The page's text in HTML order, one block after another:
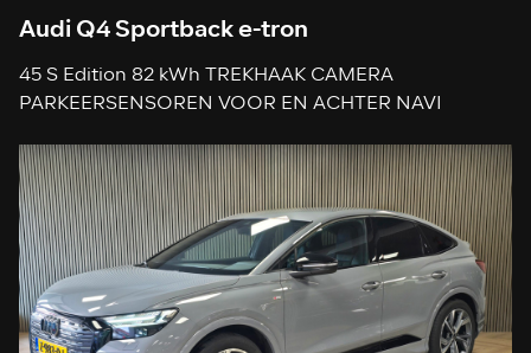
Audi Q4 Sportback e-tron
45 S Edition 82 kWh TREKHAAK CAMERA
PARKEERSENSOREN VOOR EN ACHTER NAVI